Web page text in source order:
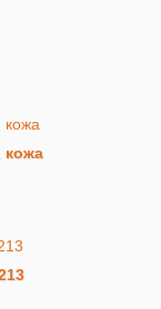
кожа